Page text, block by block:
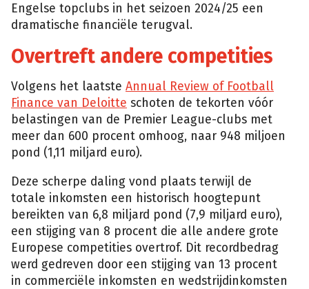
Engelse topclubs in het seizoen 2024/25 een
dramatische financiële terugval.
Overtreft andere competities
Volgens het laatste Annual Review of Football
Finance van Deloitte schoten de tekorten vóór
belastingen van de Premier League-clubs met
meer dan 600 procent omhoog, naar 948 miljoen
pond (1,11 miljard euro).
Deze scherpe daling vond plaats terwijl de
totale inkomsten een historisch hoogtepunt
bereikten van 6,8 miljard pond (7,9 miljard euro),
een stijging van 8 procent die alle andere grote
Europese competities overtrof. Dit recordbedrag
werd gedreven door een stijging van 13 procent
in commerciële inkomsten en wedstrijdinkomsten